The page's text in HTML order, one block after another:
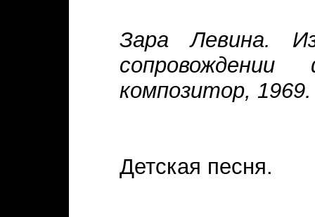
Зара Левина.
композитор, 1969.
Детская песня.